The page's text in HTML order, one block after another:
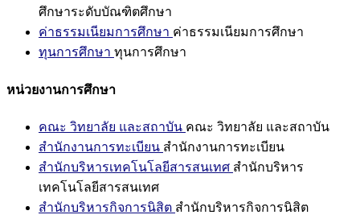
ศึกษาระดับบัณฑิตศึกษา
ค่าธรรมเนียมการศึกษา ค่าธรรมเนียมการศึกษา
ทุนการศึกษา ทุนการศึกษา
หน่วยงานการศึกษา
คณะ วิทยาลัย และสถาบัน คณะ วิทยาลัย และสถาบัน
สำนักงานการทะเบียน สำนักงานการทะเบียน
สำนักบริหารเทคโนโลยีสารสนเทศ สำนักบริหาร
เทคโนโลยีสารสนเทศ
สำนักบริหารกิจการนิสิต สำนักบริหารกิจการนิสิต